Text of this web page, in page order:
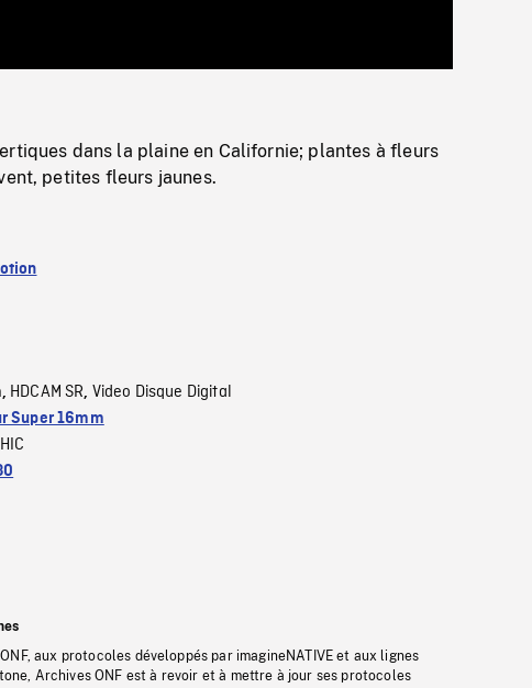
0%
Rate
dans la plaine en Californie; plantes à fleurs
petites fleurs jaunes.
, HDCAM SR, Video Disque Digital
Super 16mm
aux protocoles développés par imagineNATIVE et aux lignes
Archives ONF est à revoir et à mettre à jour ses protocoles